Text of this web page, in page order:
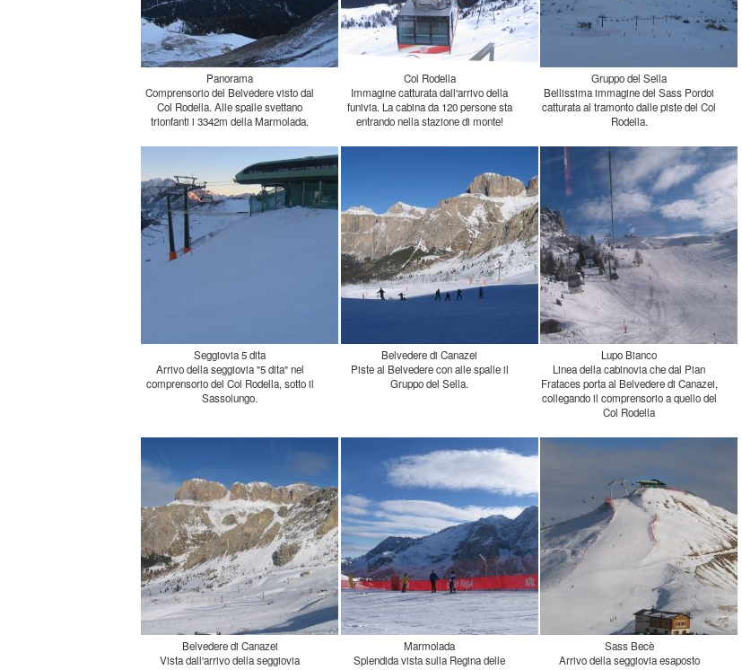
Panorama
Comprensorio del Belvedere visto dal
Col Rodella. Alle spalle svettano
trionfanti i 3342m della Marmolada.
Col Rodella
Immagine catturata dall'arrivo della
funivia. La cabina da 120 persone sta
entrando nella stazione di monte!
Gruppo del Sella
Bellissima immagine del Sass Pordoi
catturata al tramonto dalle piste del Col
Rodella.
Seggiovia 5 dita
Arrivo della seggiovia "5 dita" nel
comprensorio del Col Rodella, sotto il
Sassolungo.
Belvedere di Canazei
Piste al Belvedere con alle spalle il
Gruppo del Sella.
Lupo Bianco
Linea della cabinovia che dal Pian
Frataces porta al Belvedere di Canazei,
collegando il comprensorio a quello del
Col Rodella
Belvedere di Canazei
Vista dall'arrivo della seggiovia
Kristiania del comprensorio sciistico ai
Marmolada
Splendida vista sulla Regina delle
Sass Becè
Arrivo della seggiovia esaposto